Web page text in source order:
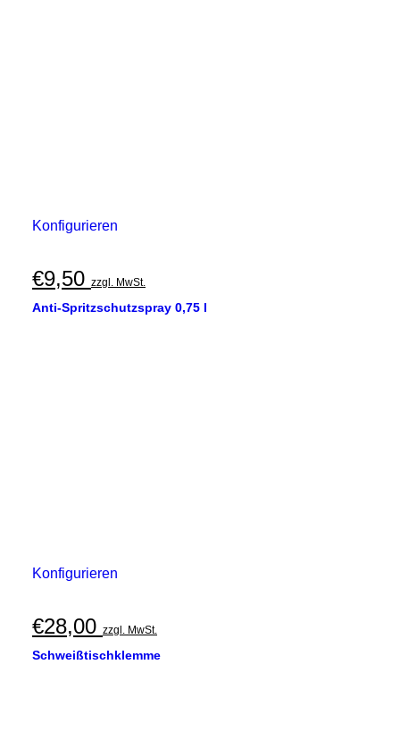
Konfigurieren
€9,50 zzgl. MwSt.
Anti-Spritzschutzspray 0,75 l
Konfigurieren
€28,00 zzgl. MwSt.
Schweißtischklemme